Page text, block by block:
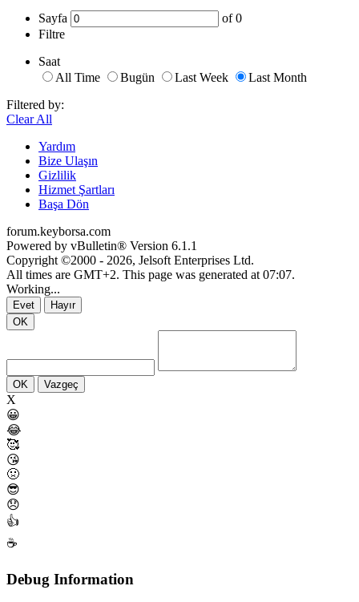
Sayfa of0
Filtre
Saat
All Time
Bugün Last Week
Last Month
Filtered by:
Clear All
Yardım
Bize Ulaşın
Gizlilik
Hizmet Şartları
Başa Dön
forum.keyborsa.com
Powered by vBulletin® Version 6.1.1
Copyright ©2000 - 2026, Jelsoft Enterprises Ltd.
All times are GMT+2. This page was generated at 07:07.
Working...
Evet
Hayır
OK
OK Vazgeç
X
😀
😂
🥰
😘
🤢
😎
😞
👍
☕
Debug Information